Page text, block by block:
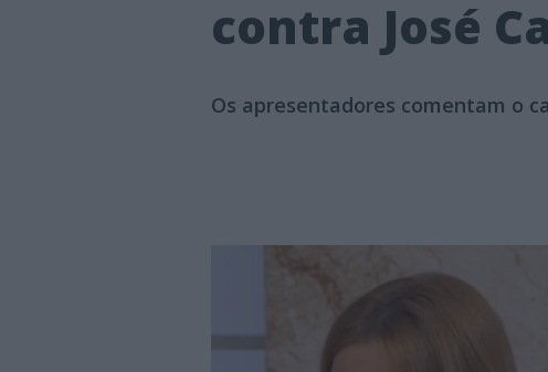
contra José
Os apresentadores comentam o